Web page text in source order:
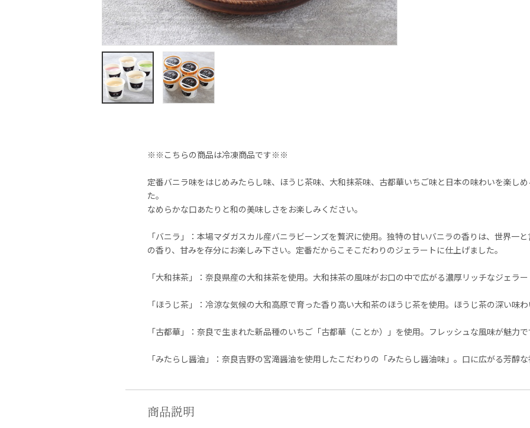
※※こちらの商品は冷凍商品です※※
定番バニラ味をはじめみたらし味、ほうじ茶味、大和抹茶味、古都華いちご味と日本の味わいを楽し
た。
なめらかな口あたりと和の美味しさをお楽しみください。
「バニラ」：本場マダガスカル産バニラビーンズを贅沢に使用。独特の甘いバニラの香りは、世界一
の香り、甘みを存分にお楽しみ下さい。定番だからこそこだわりのジェラートに仕上げました。
「大和抹茶」：奈良県産の大和抹茶を使用。大和抹茶の風味がお口の中で広がる濃厚リッチなジェラ
「ほうじ茶」：冷涼な気候の大和高原で育った香り高い大和茶のほうじ茶を使用。ほうじ茶の深い味
「古都華」：奈良で生まれた新品種のいちご「古都華（ことか）」を使用。フレッシュな風味が魅力で
「みたらし醤油」：奈良吉野の宮滝醤油を使用したこだわりの「みたらし醤油味」。口に広がる芳醇
商品説明